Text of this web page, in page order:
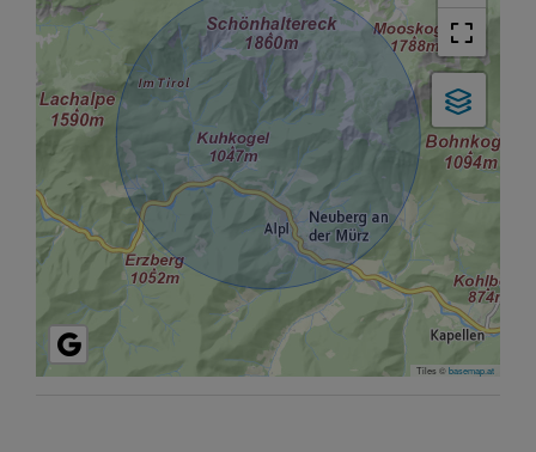
Tiles ©basemap.at